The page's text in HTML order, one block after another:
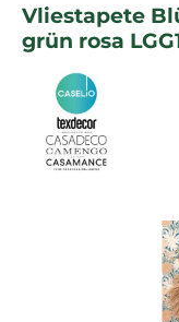
Vliestapete
grün rosa
Bildergalerie